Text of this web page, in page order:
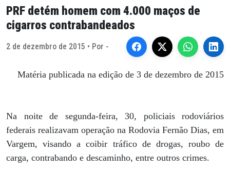
PRF detém homem com 4.000 maços de
cigarros contrabandeados
2 de dezembro de 2015 • Por -
Matéria publicada na edição de 3 de dezembro de 2015
Na noite de segunda-feira, 30, policiais rodoviários
federais realizavam operação na Rodovia Fernão Dias, em
Vargem, visando a coibir tráfico de drogas, roubo de
carga, contrabando e descaminho, entre outros crimes.